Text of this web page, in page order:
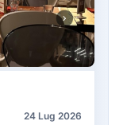
24 Lug 2026